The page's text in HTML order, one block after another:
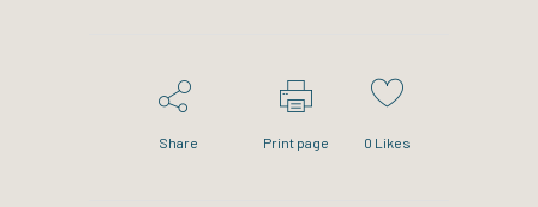
Share Print page 0 Likes